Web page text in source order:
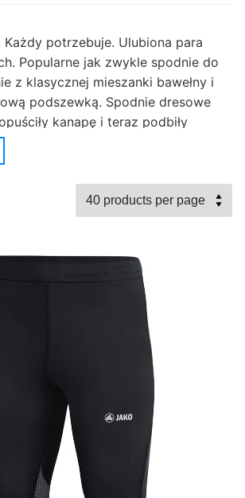
Każdy potrzebuje. Ulubiona para
Popularne jak zwykle spodnie do
z klasycznej mieszanki bawełny i
podszewką. Spodnie dresowe
kanapę i teraz podbiły
i śródmieścia swoim swobodnym
wyglądem. JAKO oferuje
w kilku wariantach: z otwartym
jako szorty i inne modele
aplikacjami. Dla kobiet JAKO
¾ lub obcisłe spodenki, a także
dużą zawartością elastanu, które są
i świetnie wyglądają podczas
Oprócz klasycznych spodni do
w swoim asortymencie również
Niezależnie od tego, czy szukasz
z mocnego i wytrzymałego
spodni reprezentacyjnych
podszewką, czy też
z lamówką i błyszczącym
znaleźć swoją ulubioną parę
Niezwykłe w naszej ofercie spodni